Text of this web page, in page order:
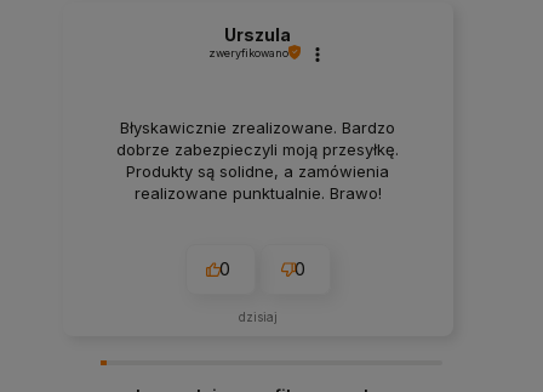
Urszula
zweryfikowano
Błyskawicznie zrealizowane. Bardzo
dobrze zabezpieczyli moją przesyłkę.
Produkty są solidne, a zamówienia
realizowane punktualnie. Brawo!
0 0
dzisiaj